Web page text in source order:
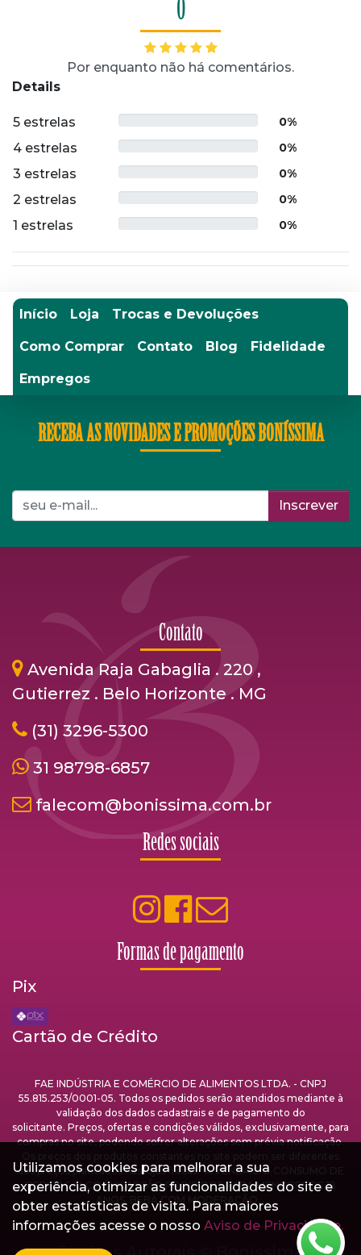
0
Por enquanto não há comentários.
Details
5 estrelas 0%
4 estrelas 0%
3 estrelas 0%
2 estrelas 0%
1 estrelas 0%
Início Loja Trocas e Devoluções
Como Comprar Contato Blog Fidelidade
Empregos
RECEBA AS NOVIDADES E PROMOÇÕES BONÍSSIMA
Inscrever
Contato
Avenida Raja Gabaglia . 220 ,
Gutierrez . Belo Horizonte . MG
(31) 3296-5300
31 98798-6857
falecom@bonissima.com.br
Redes sociais
Formas de pagamento
Pix
Cartão de Crédito
FAE INDÚSTRIA E COMÉRCIO DE ALIMENTOS LTDA. - CNPJ
55.815.253/0001-05. Todos os pedidos serão atendidos mediante à
validação dos dados cadastrais e de pagamento do
solicitante. Preços, ofertas e condições válidos, exclusivamente, para
compras no site, podendo sofrer alterações sem prévia notificação.
dos preços praticados nas lojas físicas. A VENDA E O CONSUMO DE
BEBIDAS ALCOÓLICAS SÃO PROIBIDOS PARA MENORES DE 18
ANOS. BEBA COM MODERAÇÃO.
Utilizamos cookies para melhorar a sua
experiência, otimizar as funcionalidades do site e
obter estatísticas de visita. Para maiores
informações acesse o nosso Aviso de Privacidade.